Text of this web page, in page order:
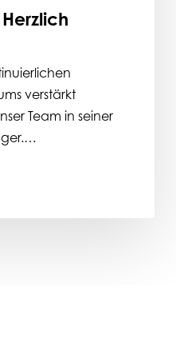
verstärkt
Team in seiner